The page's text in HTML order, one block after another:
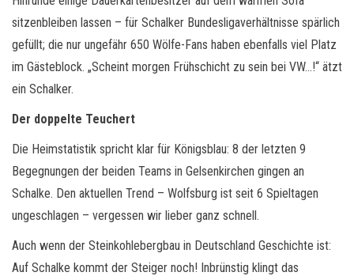
sitzenbleiben lassen – für Schalker Bundesligaverhältnisse spärlich
gefüllt; die nur ungefähr 650 Wölfe-Fans haben ebenfalls viel Platz
im Gästeblock. „Scheint morgen Frühschicht zu sein bei VW…!“ ätzt
ein Schalker.
Der doppelte Teuchert
Die Heimstatistik spricht klar für Königsblau: 8 der letzten 9
Begegnungen der beiden Teams in Gelsenkirchen gingen an
Schalke. Den aktuellen Trend – Wolfsburg ist seit 6 Spieltagen
ungeschlagen – vergessen wir lieber ganz schnell.
Auch wenn der Steinkohlebergbau in Deutschland Geschichte ist:
Auf Schalke kommt der Steiger noch! Inbrünstig klingt das